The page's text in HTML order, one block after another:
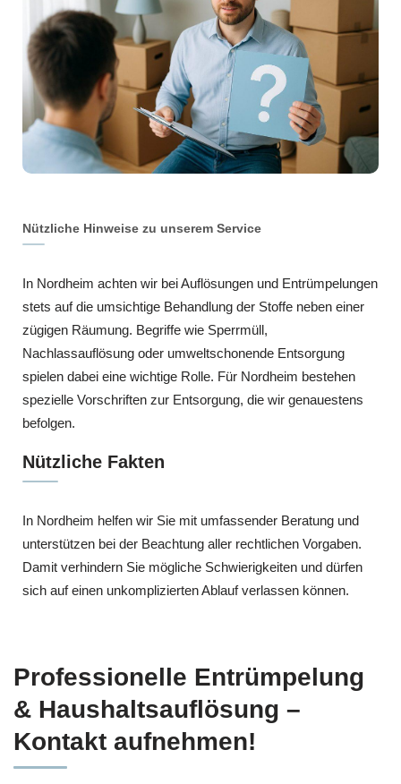
Nützliche Hinweise zu unserem Service
In Nordheim achten wir bei Auflösungen und Entrümpelungen
stets auf die umsichtige Behandlung der Stoffe neben einer
zügigen Räumung. Begriffe wie Sperrmüll,
Nachlassauflösung oder umweltschonende Entsorgung
spielen dabei eine wichtige Rolle. Für Nordheim bestehen
spezielle Vorschriften zur Entsorgung, die wir genauestens
befolgen.
Nützliche Fakten
In Nordheim helfen wir Sie mit umfassender Beratung und
unterstützen bei der Beachtung aller rechtlichen Vorgaben.
Damit verhindern Sie mögliche Schwierigkeiten und dürfen
sich auf einen unkomplizierten Ablauf verlassen können.
Professionelle Entrümpelung
& Haushaltsauflösung –
Kontakt aufnehmen!